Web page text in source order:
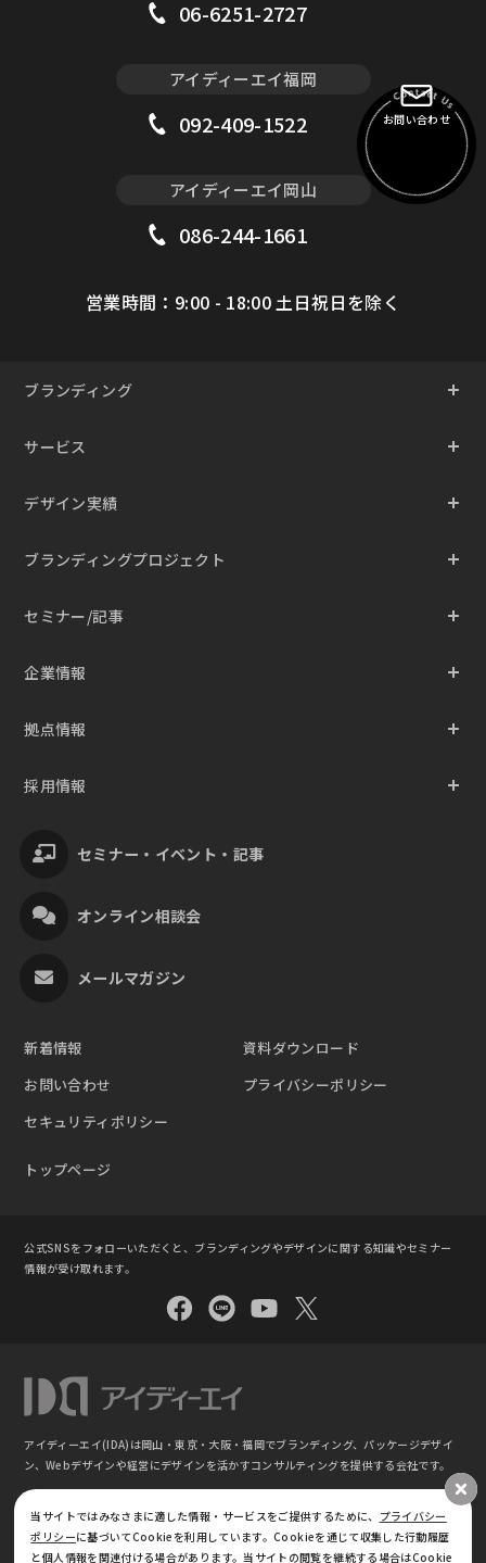
06-6251-2727
アイディーエイ福岡
092-409-1522
アイディーエイ岡山
086-244-1661
営業時間：9:00 - 18:00 土日祝日を除く
セミナー・イベント・記事
オンライン相談会
メールマガジン
ブランディング
サービス
デザイン実績
ブランディングプロジェクト
セミナー/記事
企業情報
拠点情報
採用情報
新着情報
資料ダウンロード
お問い合わせ
プライバシーポリシー
セキュリティポリシー
トップページ
公式SNSをフォローいただくと、ブランディングやデザインに関する知識やセミナー
情報が受け取れます。
アイディーエイ(IDA)は岡山・東京・大阪・福岡でブランディング、パッケージデザイ
ン、Webデザインや経営にデザインを活かすコンサルティングを提供する会社です。
ブランディング・パッケージデザイン｜株式会社アイディーエイ IDA(東京 ⼤阪 岡⼭
福岡)
当サイトではみなさまに適した情報・サービスをご提供するために、 プライバシー
ポリシーに基づいてCookieを利用しています。Cookieを通じて収集した行動履歴
と個人情報を関連付ける場合があります。当サイトの閲覧を継続する場合はCookie
お問い合わせ